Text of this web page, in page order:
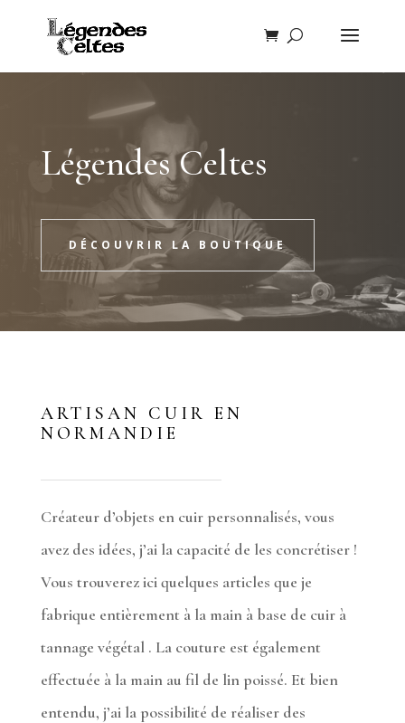
Légendes Celtes
DÉCOUVRIR LA BOUTIQUE
ARTISAN CUIR EN
NORMANDIE
Créateur d’objets en cuir personnalisés, vous
avez des idées, j’ai la capacité de les concrétiser !
Vous trouverez ici quelques articles que je
fabrique entièrement à la main à base de cuir à
tannage végétal . La couture est également
effectuée à la main au fil de lin poissé. Et bien
entendu, j’ai la possibilité de réaliser des